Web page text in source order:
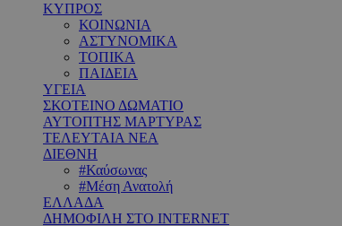
ΚΥΠΡΟΣ
ΚΟΙΝΩΝΙΑ
ΑΣΤΥΝΟΜΙΚΑ
ΤΟΠΙΚΑ
ΠΑΙΔΕΙΑ
ΥΓΕΙΑ
ΣΚΟΤΕΙΝΟ ΔΩΜΑΤΙΟ
ΑΥΤΟΠΤΗΣ ΜΑΡΤΥΡΑΣ
ΤΕΛΕΥΤΑΙΑ ΝΕΑ
ΔΙΕΘΝΗ
#Καύσωνας
#Μέση Ανατολή
ΕΛΛΑΔΑ
ΔΗΜΟΦΙΛΗ ΣΤΟ INTERNET